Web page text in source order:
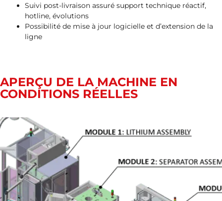
Suivi post-livraison assuré support technique réactif,
hotline, évolutions
Possibilité de mise à jour logicielle et d’extension de la
ligne
APERÇU DE LA MACHINE EN
CONDITIONS RÉELLES